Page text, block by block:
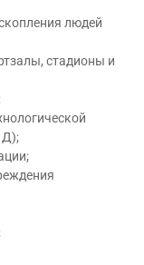
людей
стадионы и
Д);